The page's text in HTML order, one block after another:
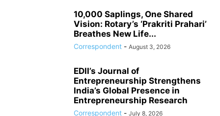
10,000 Saplings, One Shared
Vision: Rotary’s ‘Prakriti Prahari’
Breathes New Life...
Correspondent - August 3, 2026
EDII’s Journal of
Entrepreneurship Strengthens
India’s Global Presence in
Entrepreneurship Research
Correspondent - July 8, 2026